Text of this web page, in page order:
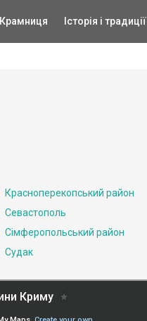
Крамниця Історія і традиції
Красноперекопський район
Севастополь
Сімферопольський район
Судак